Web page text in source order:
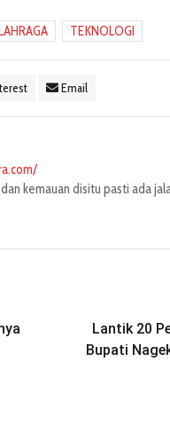
TEKNOLOGI
Email
kemauan disitu pasti ada
Lantik 20
Bupati